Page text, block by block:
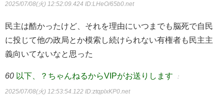
2025/07/08(火) 12:52:09.424 ID:LHeO/65b0.net
民主は酷かったけど、それを理由にいつまでも脳死で自民
に投じて他の政局とか模索し続けられない有権者も民主主
義向いてないなと思った
60 以下、？ちゃんねるからVIPがお送りします ：
2025/07/08(火) 12:53:54.122 ID:ztqplxKP0.net